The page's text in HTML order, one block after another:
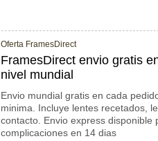
Oferta FramesDirect
FramesDirect envio gratis
nivel mundial
Envio mundial gratis en cada
minima. Incluye lentes recetados,
contacto. Envio express disponible
complicaciones en 14 dias